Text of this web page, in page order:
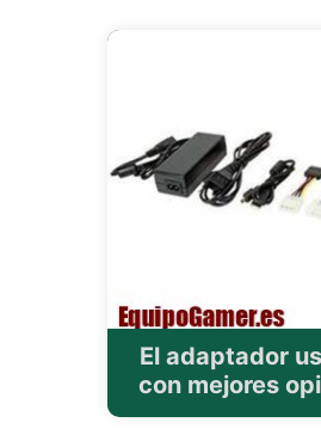
El adaptador
con mejores